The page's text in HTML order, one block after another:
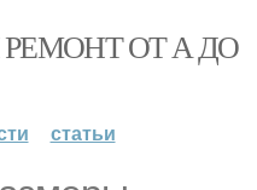
ОТ А ДО
статьи